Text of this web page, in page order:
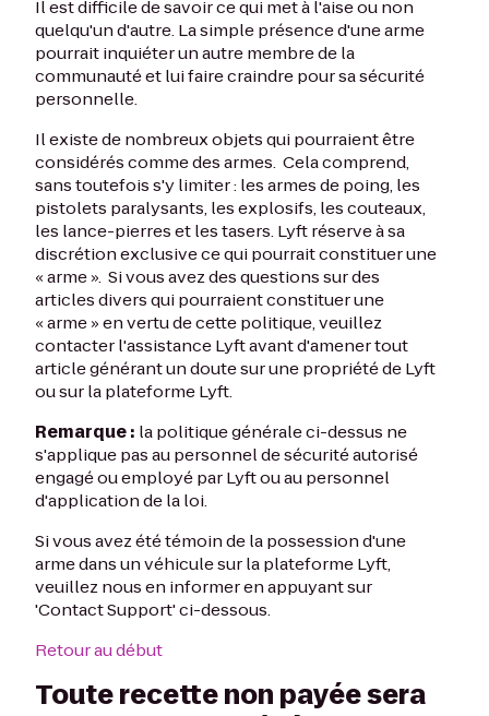
Il est difficile de savoir ce qui met à l'aise ou non
quelqu'un d'autre. La simple présence d'une arme
pourrait inquiéter un autre membre de la
communauté et lui faire craindre pour sa sécurité
personnelle.
Il existe de nombreux objets qui pourraient être
considérés comme des armes. Cela comprend,
sans toutefois s'y limiter : les armes de poing, les
pistolets paralysants, les explosifs, les couteaux,
les lance-pierres et les tasers. Lyft réserve à sa
discrétion exclusive ce qui pourrait constituer une
« arme ». Si vous avez des questions sur des
articles divers qui pourraient constituer une
« arme » en vertu de cette politique, veuillez
contacter l'assistance Lyft avant d'amener tout
article générant un doute sur une propriété de Lyft
ou sur la plateforme Lyft.
Remarque : la politique générale ci-dessus ne
s'applique pas au personnel de sécurité autorisé
engagé ou employé par Lyft ou au personnel
d'application de la loi.
Si vous avez été témoin de la possession d'une
arme dans un véhicule sur la plateforme Lyft,
veuillez nous en informer en appuyant sur
'Contact Support' ci-dessous.
Retour au début
Toute recette non payée sera